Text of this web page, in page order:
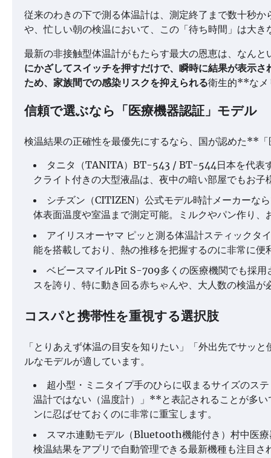
従来のわきの下で測る体温計は、測定終了まで数十秒
や、忙しい朝の検温において、この「待ち時間」は大き
最新の非接触型体温計がもたらす最大の恩恵は、なん
にかざしてスイッチを押すだけで、瞬時に結果が表示
ため、家族間での感染リスクを抑えられる衛生的**なメ
信頼で選ぶなら「医療機器認証」モデル
検温結果の正確性を最優先にするなら、国が認めた**
タニタ（TANITA）BT-543 / BT-544日本を代表
クライト付きの大型液晶は、夜中の暗い部屋でもお
シチズン（CITIZEN）公式モデル時計メーカーな
体表面温度や室温まで測定可能。ミルクやパン作り
アイリスオーヤマ ピッと測る体温計スティックタ
能を搭載しており、熱の推移を把握するのに非常に便
ベビースマイルPit S-709多くの医療機関でも採用
スを誇り、特に動き回る赤ちゃんや、大人数の検温
コスパと携帯性を重視する選択肢
「とりあえず体温の目安を知りたい」「外出先でサッ
ルなモデルが適しています。
超小型・ミニタイプ手のひらに収まるサイズのス
温計ではない（温度計）」**と表記されることが多
ンに忍ばせておくのに非常に重宝します。
スマホ連動モデル（Bluetooth機能付き）村中医
検温結果をアプリで自動管理できる最新機種も注目